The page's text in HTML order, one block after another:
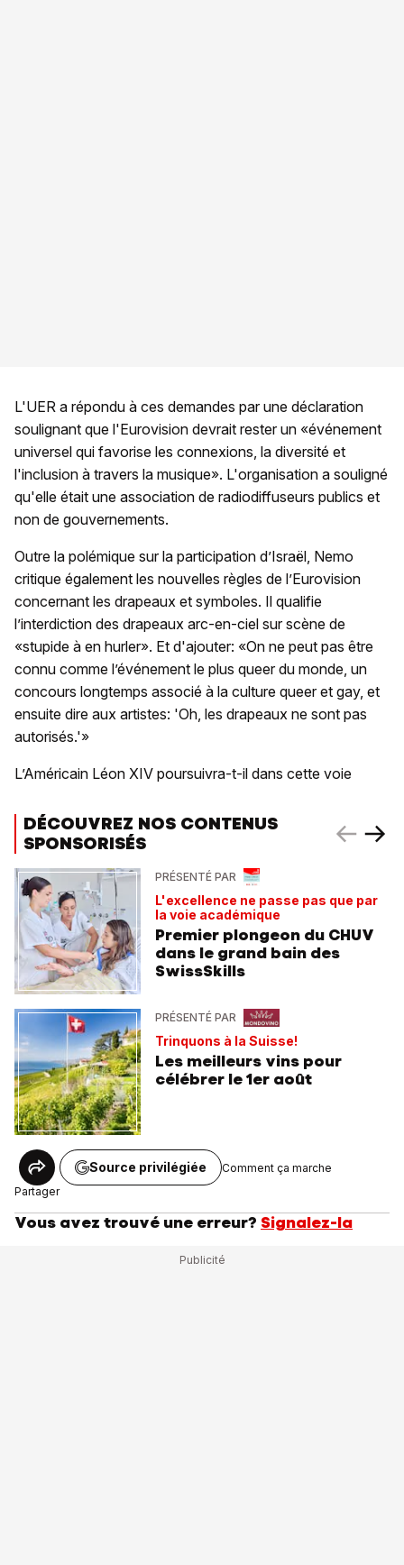
L'UER a répondu à ces demandes par une déclaration
soulignant que l'Eurovision devrait rester un «événement
universel qui favorise les connexions, la diversité et
l'inclusion à travers la musique». L'organisation a souligné
qu'elle était une association de radiodiffuseurs publics et
non de gouvernements.
Outre la polémique sur la participation d’Israël, Nemo
critique également les nouvelles règles de l’Eurovision
concernant les drapeaux et symboles. Il qualifie
l’interdiction des drapeaux arc-en-ciel sur scène de
«stupide à en hurler». Et d'ajouter: «On ne peut pas être
connu comme l’événement le plus queer du monde, un
concours longtemps associé à la culture queer et gay, et
ensuite dire aux artistes: 'Oh, les drapeaux ne sont pas
autorisés.'»
L’Américain Léon XIV poursuivra-t-il dans cette voie
DÉCOUVREZ NOS CONTENUS
SPONSORISÉS
PRÉSENTÉ PAR
L'excellence ne passe pas que par
la voie académique
Premier plongeon du CHUV
dans le grand bain des
SwissSkills
PRÉSENTÉ PAR
Trinquons à la Suisse!
Les meilleurs vins pour
célébrer le 1er août
Partager
Source privilégiée Comment ça marche
Vous avez trouvé une erreur? Signalez-la